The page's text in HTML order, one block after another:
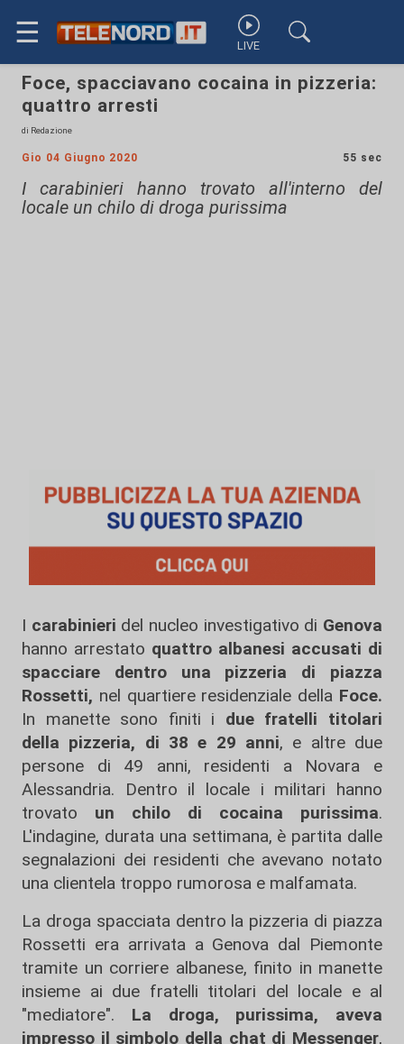
☰ LIVE
Foce, spacciavano cocaina in pizzeria:
quattro arresti
di Redazione
Gio 04 Giugno 2020 55 sec
I carabinieri hanno trovato all'interno del
locale un chilo di droga purissima
I carabinieri del nucleo investigativo di Genova
hanno arrestato quattro albanesi accusati di
spacciare dentro una pizzeria di
piazza
Rossetti, nel quartiere residenziale della Foce.
In manette sono finiti i due fratelli titolari
della pizzeria, di 38 e 29 anni, e altre due
persone di 49 anni, residenti a Novara e
Alessandria. Dentro il locale i militari hanno
trovato un chilo di cocaina purissima.
L'indagine, durata una settimana, è partita dalle
segnalazioni dei residenti che avevano notato
una clientela troppo rumorosa e malfamata.
La droga spacciata dentro la pizzeria di piazza
Rossetti era arrivata a Genova dal Piemonte
tramite un corriere albanese, finito in manette
insieme ai due fratelli titolari del locale e al
"mediatore". La droga, purissima, aveva
impresso il simbolo della chat di Messenger,